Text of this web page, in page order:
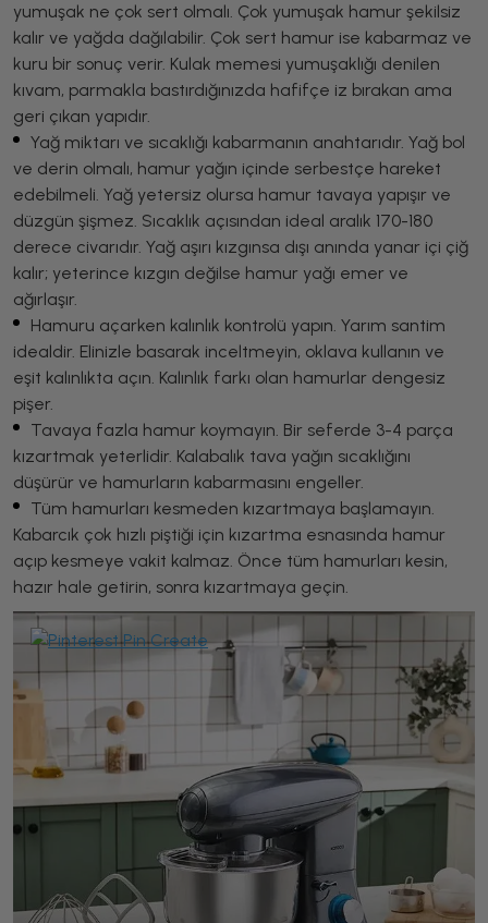
yumuşak ne çok sert olmalı. Çok yumuşak hamur şekilsiz
kalır ve yağda dağılabilir. Çok sert hamur ise kabarmaz ve
kuru bir sonuç verir. Kulak memesi yumuşaklığı denilen
kıvam, parmakla bastırdığınızda hafifçe iz bırakan ama
geri çıkan yapıdır.
Yağ miktarı ve sıcaklığı kabarmanın anahtarıdır. Yağ bol
ve derin olmalı, hamur yağın içinde serbestçe hareket
edebilmeli. Yağ yetersiz olursa hamur tavaya yapışır ve
düzgün şişmez. Sıcaklık açısından ideal aralık 170-180
derece civarıdır. Yağ aşırı kızgınsa dışı anında yanar içi çiğ
kalır; yeterince kızgın değilse hamur yağı emer ve
ağırlaşır.
Hamuru açarken kalınlık kontrolü yapın. Yarım santim
idealdir. Elinizle basarak inceltmeyin, oklava kullanın ve
eşit kalınlıkta açın. Kalınlık farkı olan hamurlar dengesiz
pişer.
Tavaya fazla hamur koymayın. Bir seferde 3-4 parça
kızartmak yeterlidir. Kalabalık tava yağın sıcaklığını
düşürür ve hamurların kabarmasını engeller.
Tüm hamurları kesmeden kızartmaya başlamayın.
Kabarcık çok hızlı piştiği için kızartma esnasında hamur
açıp kesmeye vakit kalmaz. Önce tüm hamurları kesin,
hazır hale getirin, sonra kızartmaya geçin.